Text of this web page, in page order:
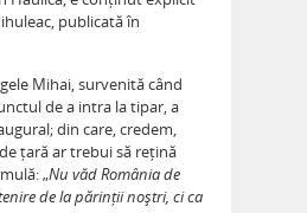
publicată în
Mihai, survenită când
de a intra la tipar, a
din care, credem,
țară ar trebui să rețină
„Nu văd România de
de la părinții noștri, ci ca